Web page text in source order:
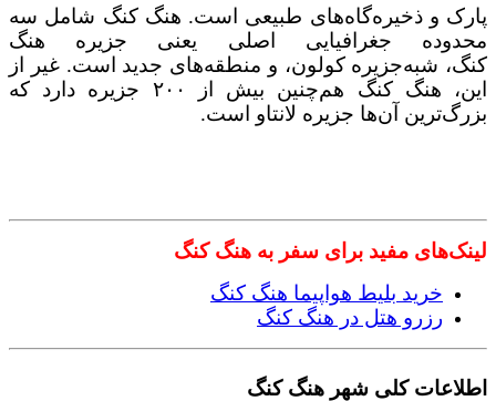
پارک و ذخیره‌گاه‌های طبیعی است. هنگ کنگ شامل سه
محدوده جغرافیایی اصلی یعنی جزیره هنگ
کنگ، شبه‌جزیره کولون، و منطقه‌های جدید است. غیر از
این، هنگ کنگ هم‌چنین بیش از ۲۰۰ جزیره دارد که
بزرگ‌ترین آن‌ها جزیره لانتاو است.
لینک‌های مفید برای سفر به هنگ کنگ
خرید بلیط هواپیما هنگ کنگ
رزرو هتل در هنگ کنگ
اطلاعات کلی شهر هنگ کنگ